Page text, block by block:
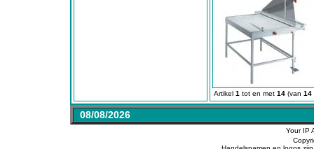
Artikel 1 tot en met 14 (van 14
08/08/2026
Your IP